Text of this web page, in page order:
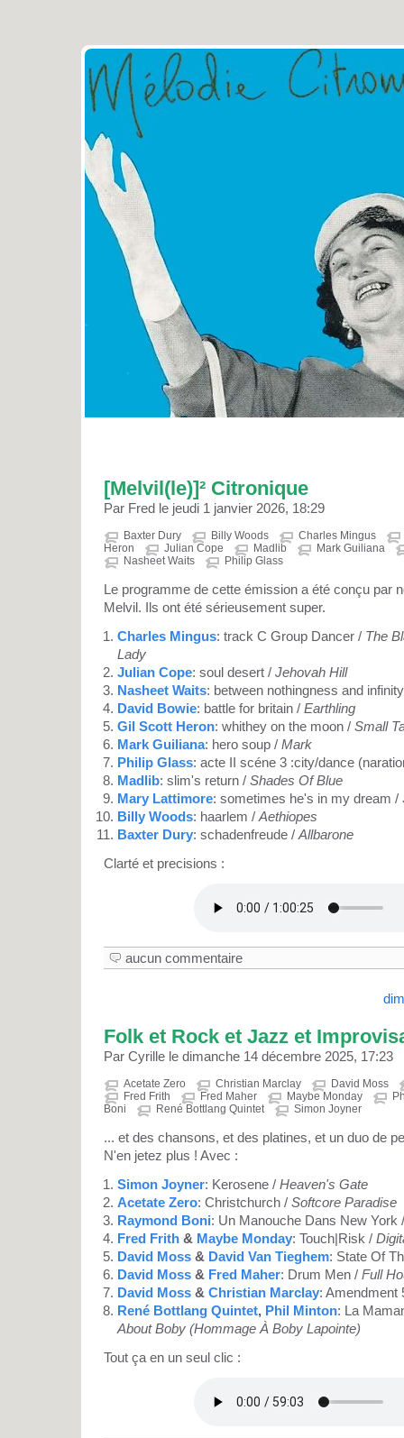
[Melvil(le)]² Citronique
Par Fred le jeudi 1 janvier 2026, 18:29
Baxter Dury Billy Woods
Charles Mingus
Heron
Julian Cope Madlib
Mark Guiliana
Nasheet Waits
Philip Glass
Le programme de cette émission a été conçu par
Melvil. Ils ont été sérieusement super.
Charles Mingus: track C Group Dancer / The
Lady
Julian Cope: soul desert / Jehovah Hill
Nasheet Waits: between nothingness and
David Bowie: battle for britain / Earthling
Gil Scott Heron: whithey on the moon / Small
Mark Guiliana: hero soup / Mark
Philip Glass: acte II scéne 3 :city/dance
Madlib: slim's return / Shades Of Blue
Mary Lattimore: sometimes he's in my dream /
Billy Woods: haarlem / Aethiopes
Baxter Dury: schadenfreude / Allbarone
Clarté et precisions :
aucun commentaire
Folk et Rock et Jazz et
Par Cyrille le dimanche 14 décembre 2025, 17:23
Acetate Zero Christian Marclay
David Moss
Fred Frith
Fred Maher Maybe Monday
Boni
René Bottlang Quintet Simon Joyner
... et des chansons, et des platines, et un duo de
N'en jetez plus ! Avec :
Simon Joyner: Kerosene / Heaven's Gate
Acetate Zero: Christchurch / Softcore Paradise
Raymond Boni: Un Manouche Dans New York
Fred Frith & Maybe Monday: Touch|Risk /
David Moss & David Van Tieghem: State Of
David Moss & Fred Maher: Drum Men / Full
David Moss & Christian Marclay: Amendment
René Bottlang Quintet, Phil Minton: La
About Boby (Hommage À Boby Lapointe)
Tout ça en un seul clic :